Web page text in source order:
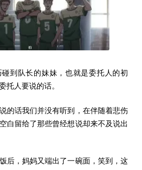
到队长的妹妹，也就是委托人的初
托人要说的话。
的话我们并没有听到，在伴随着悲伤
白留给了那些曾经想说却来不及说出
后，妈妈又端出了一碗面，笑到，这